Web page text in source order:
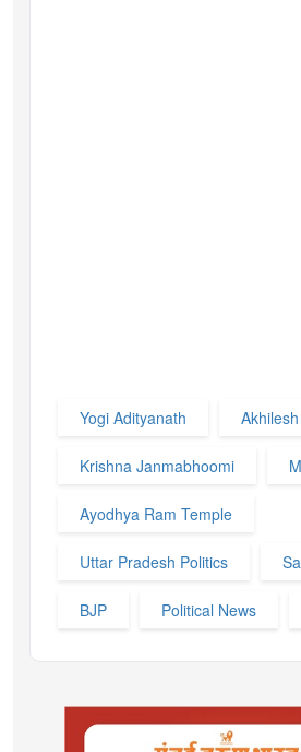
Yogi Adityanath
Krishna Janmabhoomi
Ayodhya Ram Temple
Uttar Pradesh Politics
BJP Political News